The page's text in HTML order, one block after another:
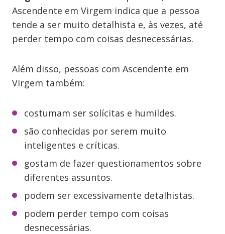
Ascendente em Virgem indica que a pessoa
tende a ser muito detalhista e, às vezes, até
perder tempo com coisas desnecessárias.
Além disso, pessoas com Ascendente em
Virgem também:
costumam ser solícitas e humildes.
são conhecidas por serem muito
inteligentes e críticas.
gostam de fazer questionamentos sobre
diferentes assuntos.
podem ser excessivamente detalhistas.
podem perder tempo com coisas
desnecessárias.